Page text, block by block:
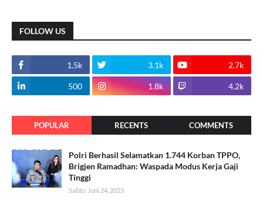
FOLLOW US
1.5k 3.1k 2.7k
500 1.8k 4.2k
POPULAR RECENTS COMMENTS
Polri Berhasil Selamatkan 1.744 Korban TPPO,
Brigjen Ramadhan: Waspada Modus Kerja Gaji
Tinggi
Sabtu, Juni 24, 2023